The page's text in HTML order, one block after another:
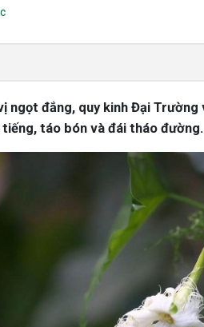
ngọt đắng, quy kinh Đại
táo bón và đái tháo đường.